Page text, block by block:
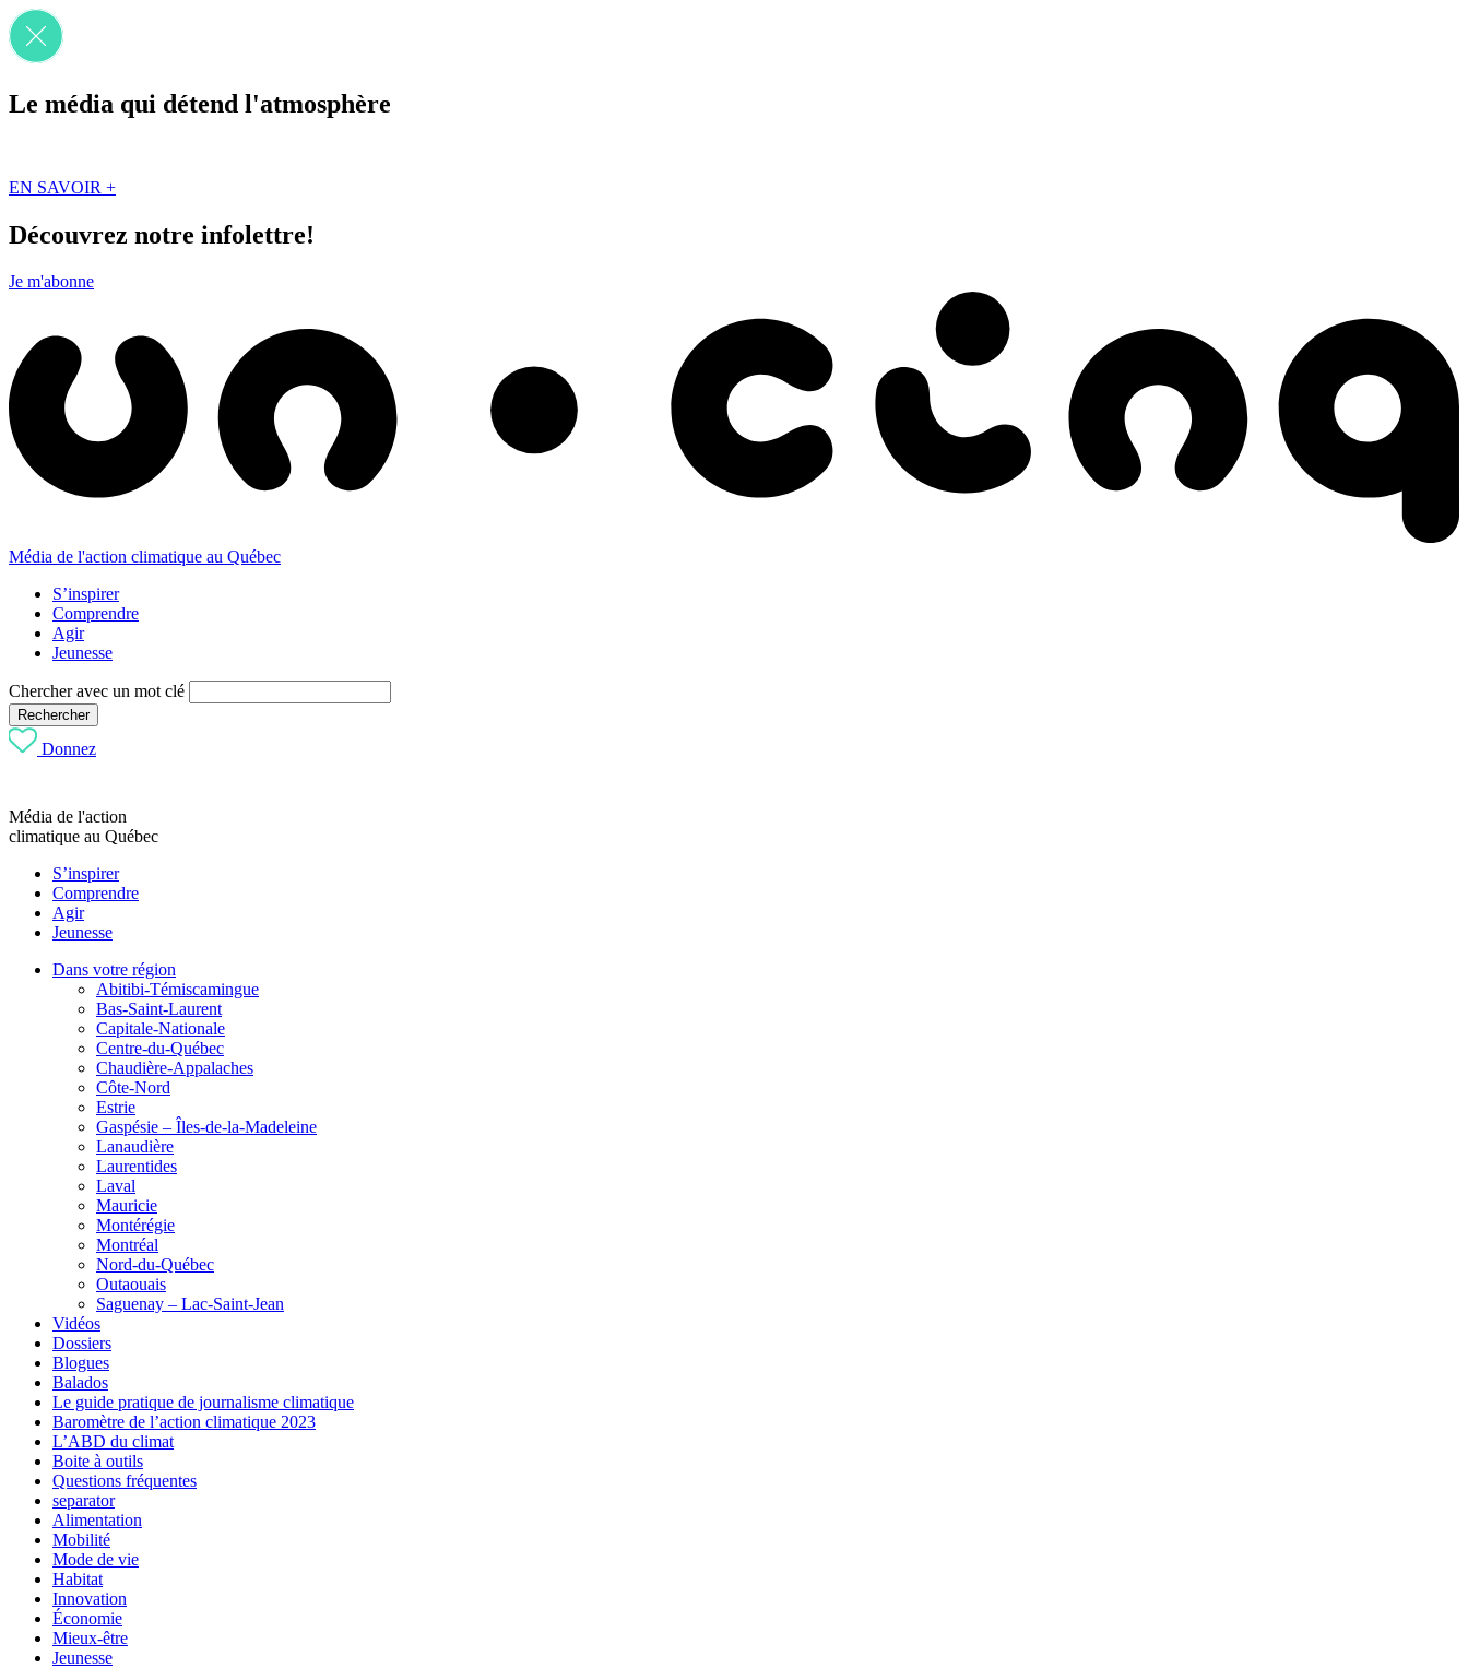
Le média qui détend l'atmosphère
EN SAVOIR +
Découvrez notre infolettre!
Je m'abonne
Média de l'action climatique au Québec
S’inspirer
Comprendre
Agir
Jeunesse
Chercher avec un mot clé
Rechercher
Donnez
Média de l'action
climatique au Québec
S’inspirer
Comprendre
Agir
Jeunesse
Dans votre région
Abitibi-Témiscamingue
Bas-Saint-Laurent
Capitale-Nationale
Centre-du-Québec
Chaudière-Appalaches
Côte-Nord
Estrie
Gaspésie – Îles-de-la-Madeleine
Lanaudière
Laurentides
Laval
Mauricie
Montérégie
Montréal
Nord-du-Québec
Outaouais
Saguenay – Lac-Saint-Jean
Vidéos
Dossiers
Blogues
Balados
Le guide pratique de journalisme climatique
Baromètre de l’action climatique 2023
L’ABD du climat
Boite à outils
Questions fréquentes
separator
Alimentation
Mobilité
Mode de vie
Habitat
Innovation
Économie
Mieux-être
Jeunesse